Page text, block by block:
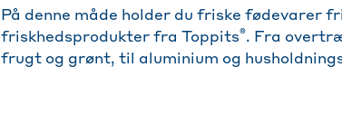
På denne måde holder du friske fødevarer
friskhedsprodukter fra Toppits®. Fra
frugt og grønt, til aluminium og